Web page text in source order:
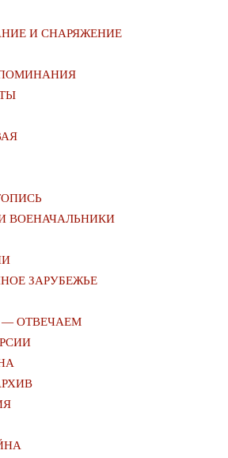
И СНАРЯЖЕНИЕ
ВОЕНАЧАЛЬНИКИ
ЗАРУБЕЖЬЕ
— ОТВЕЧАЕМ